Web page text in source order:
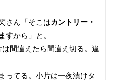
さん「そこはカントリー・
すから」と。
間違えたら間違え切る。違
ってる。小片は一夜漬けタ